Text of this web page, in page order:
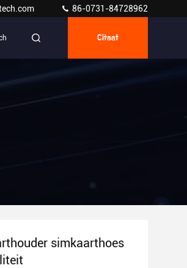
86-0731-84728962
Citaat
simkaarthoes